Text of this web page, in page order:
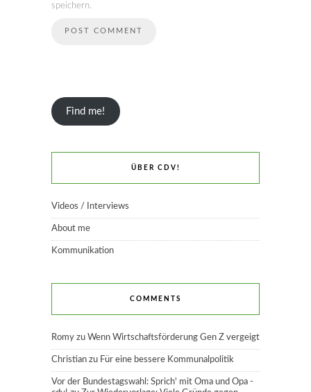
speichern.
Find me!
ÜBER CDV!
Videos / Interviews
About me
Kommunikation
COMMENTS
Romy zu Wenn Wirtschaftsförderung Gen Z vergeigt
Christian zu Für eine bessere Kommunalpolitik
Vor der Bundestagswahl: Sprich' mit Oma und Opa -